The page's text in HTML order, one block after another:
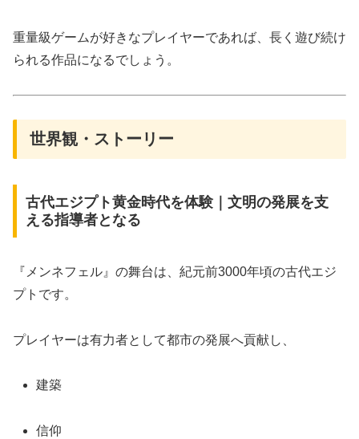
重量級ゲームが好きなプレイヤーであれば、長く遊び続け
られる作品になるでしょう。
世界観・ストーリー
古代エジプト黄金時代を体験｜文明の発展を支
える指導者となる
『メンネフェル』の舞台は、紀元前3000年頃の古代エジ
プトです。
プレイヤーは有力者として都市の発展へ貢献し、
建築
信仰